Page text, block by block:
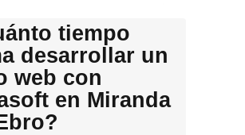
tiempo
desarrollar un
web con
en Miranda